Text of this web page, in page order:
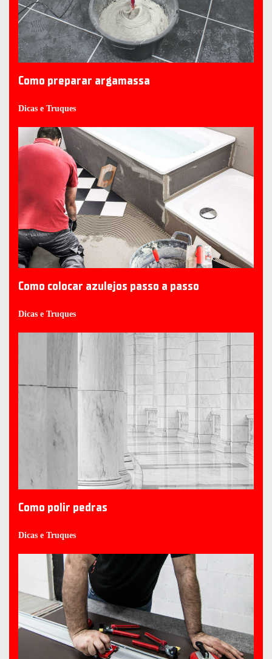
Como preparar argamassa
Dicas e Truques
Como colocar azulejos passo a passo
Dicas e Truques
Como polir pedras
Dicas e Truques